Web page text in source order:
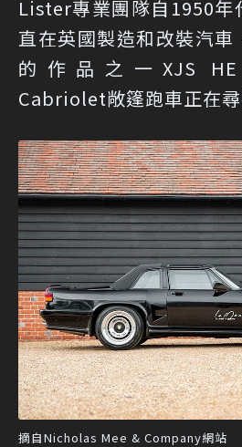
Lister專業團隊自1950年
直在英國製造和改裝汽車
的作品之一XJS HE
Cabriolet敞篷跑車正在尋
摘自Nicholas Mee & Company網站